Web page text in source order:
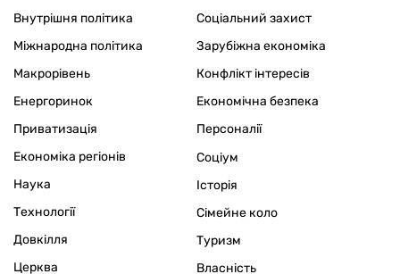
Внутрішня політика
Міжнародна політика
Макрорівень
Енергоринок
Приватизація
Економіка регіонів
Соціальний захист
Зарубіжна економіка
Конфлікт інтересів
Економічна безпека
Персоналії
Наука
Технології
Довкілля
Церква
Соціум
Історія
Сімейне коло
Туризм
Власність